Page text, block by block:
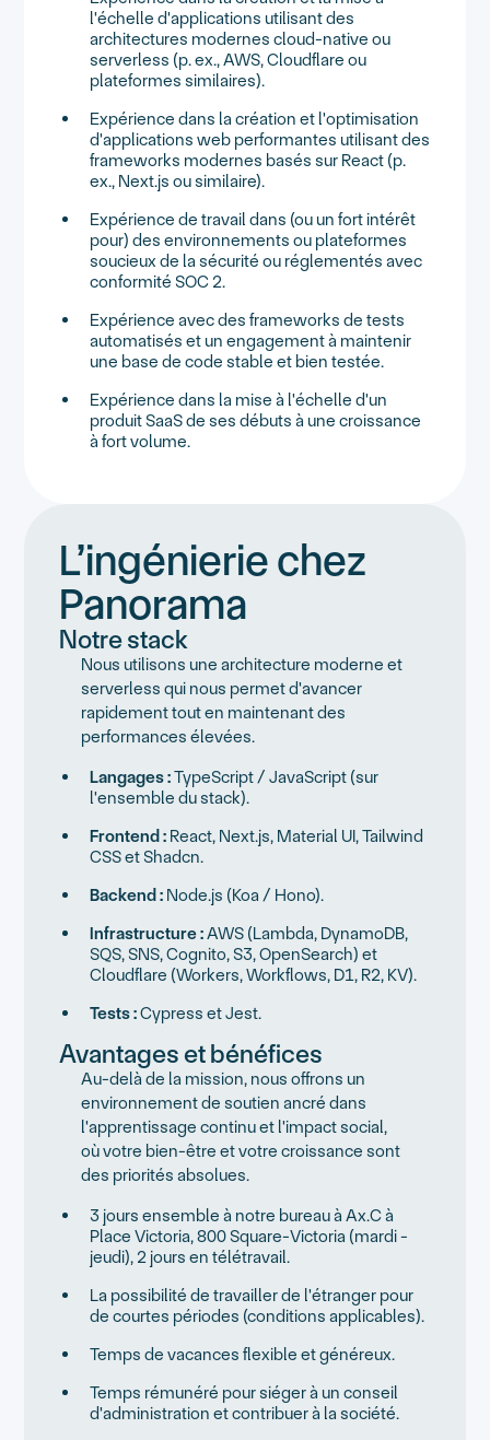
l'échelle d'applications utilisant des
architectures modernes cloud-native ou
serverless (p. ex., AWS, Cloudflare ou
plateformes similaires).
Expérience dans la création et l'optimisation
d'applications web performantes utilisant des
frameworks modernes basés sur React (p.
ex., Next.js ou similaire).
Expérience de travail dans (ou un fort intérêt
pour) des environnements ou plateformes
soucieux de la sécurité ou réglementés avec
conformité SOC 2.
Expérience avec des frameworks de tests
automatisés et un engagement à maintenir
une base de code stable et bien testée.
Expérience dans la mise à l'échelle d'un
produit SaaS de ses débuts à une croissance
à fort volume.
L’ingénierie chez
Panorama
Notre stack
Nous utilisons une architecture moderne et
serverless qui nous permet d'avancer
rapidement tout en maintenant des
performances élevées.
Langages :TypeScript / JavaScript (sur
l'ensemble du stack).
Frontend : React, Next.js, Material UI, Tailwind
CSS et Shadcn.
Backend : Node.js (Koa / Hono).
Infrastructure :AWS (Lambda, DynamoDB,
SQS, SNS, Cognito, S3, OpenSearch) et
Cloudflare (Workers, Workflows, D1, R2, KV).
Tests :Cypress et Jest.
Avantages et bénéfices
Au-delà de la mission, nous offrons un
environnement de soutien ancré dans
l'apprentissage continu et l'impact social,
où votre bien-être et votre croissance sont
des priorités absolues.
3 jours ensemble à notre bureau à Ax.C à
Place Victoria, 800 Square-Victoria (mardi -
jeudi), 2 jours en télétravail.
La possibilité de travailler de l'étranger pour
de courtes périodes (conditions applicables).
Temps de vacances flexible et généreux.
Temps rémunéré pour siéger à un conseil
d'administration et contribuer à la société.